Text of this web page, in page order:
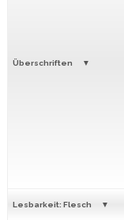
Überschriften
Lesbarkeit: Flesch